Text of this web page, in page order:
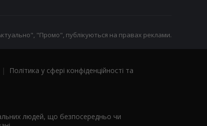
"Промо", публікуються на правах реклами.
|
Політика у сфері конфіденційності та
людей, що безпосередньо чи